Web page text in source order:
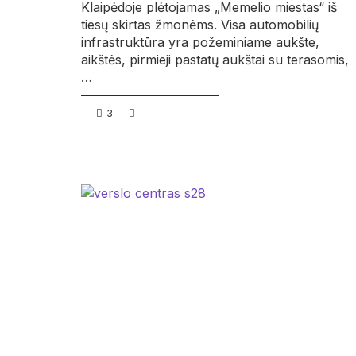
Klaipėdoje plėtojamas „Memelio miestas“ iš
tiesų skirtas žmonėms. Visa automobilių
infrastruktūra yra požeminiame aukšte,
aikštės, pirmieji pastatų aukštai su terasomis,
…
3